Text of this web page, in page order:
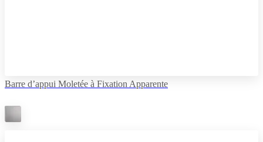
Barre d’appui Moletée à Fixation Apparente